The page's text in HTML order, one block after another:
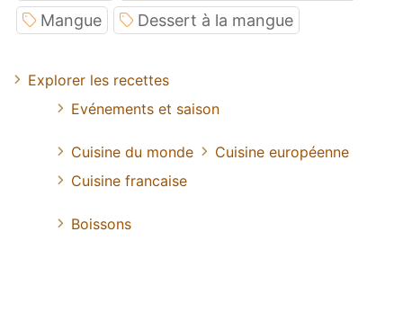
Mangue
Dessert à la mangue
Explorer les recettes
Evénements et saison
Cuisine du monde
Cuisine européenne
Cuisine francaise
Boissons